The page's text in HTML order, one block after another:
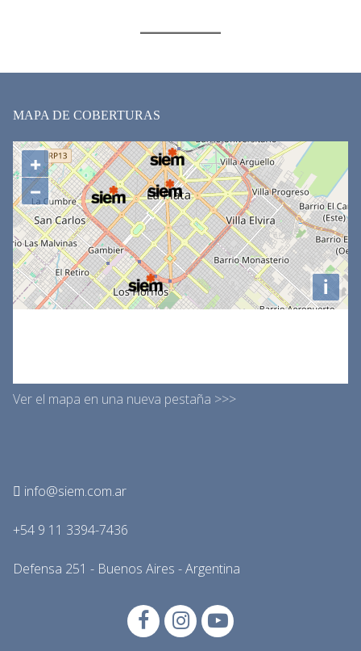
MAPA DE COBERTURAS
Ver el mapa en una nueva pestaña >>>
info@siem.com.ar
+54 9 11 3394-7436
Defensa 251 - Buenos Aires - Argentina